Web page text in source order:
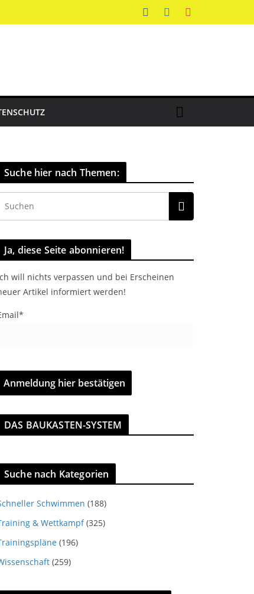
Suche hier nach Themen:
Ja, diese Seite abonnieren!
will nichts verpassen und bei Erscheinen
Artikel informiert werden!
DAS BAUKASTEN-SYSTEM
Suche nach Kategorien
Schwimmen (188)
& Wettkampf(325)
(196)
(259)